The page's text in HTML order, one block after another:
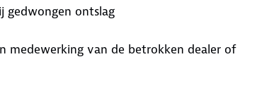
gedwongen ontslag
medewerking van de betrokken dealer of